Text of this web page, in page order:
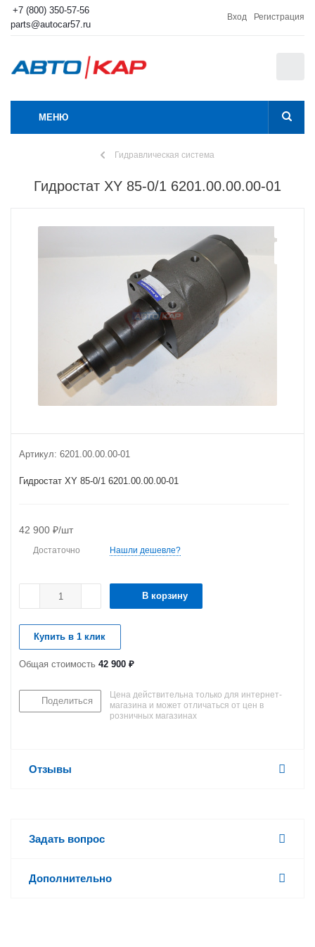
+7 (800) 350-57-56
parts@autocar57.ru
Вход Регистрация
МЕНЮ
Гидравлическая система
Гидростат XY 85-0/1 6201.00.00.00-01
Артикул: 6201.00.00.00-01
Гидростат XY 85-0/1 6201.00.00.00-01
42 900 ₽/шт
Достаточно Нашли дешевле?
В корзину
Купить в 1 клик
Общая стоимость 42 900 ₽
Поделиться
Цена действительна только для интернет-
магазина и может отличаться от цен в
розничных магазинах
Отзывы
Задать вопрос
Дополнительно